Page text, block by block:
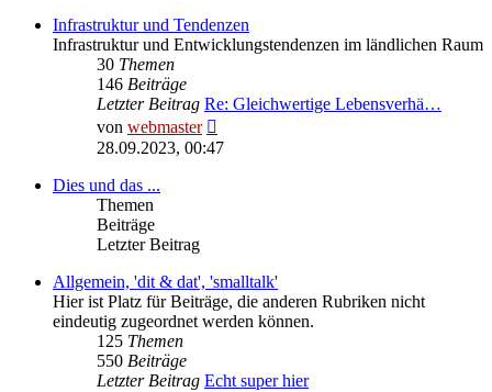
Infrastruktur und Tendenzen
Infrastruktur und Entwicklungstendenzen im ländlichen Raum
30 Themen
146 Beiträge
Letzter Beitrag Re: Gleichwertige Lebensverhä…
von webmaster
Beitrag
28.09.2023, 00:47
Dies und das ...
Themen
Beiträge
Letzter Beitrag
Allgemein, 'dit & dat', 'smalltalk'
Hier ist Platz für Beiträge, die anderen Rubriken nicht
eindeutig zugeordnet werden können.
125 Themen
550 Beiträge
Letzter Beitrag Echt super hier